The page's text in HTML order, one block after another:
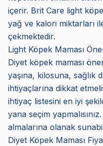
içerir. Brit Care light
yağ ve kalori miktarları
çekmektedir.
Light Köpek Maması
Diyet köpek maması
yaşına, kilosuna, sağlık
ihtiyaçlarına dikkat
ihtiyaç listesini en iyi
yana seçim
almalarına olanak
Diyet Köpek Maması